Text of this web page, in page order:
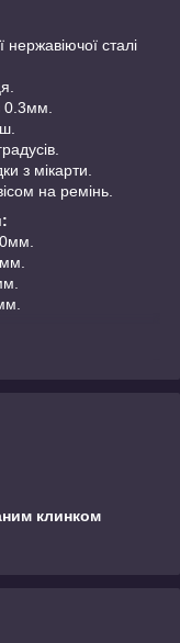
нержавіючої сталі
0.3мм.
з мікарти.
на ремінь.
клинком